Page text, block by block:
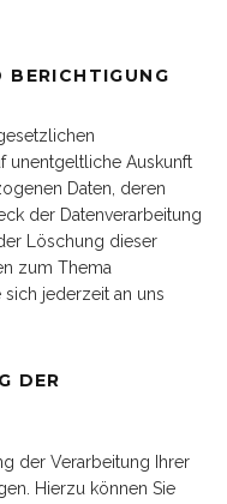
BERICHTIGUNG
unentgeltliche Auskunft
Daten, deren
der Datenverarbeitung
Löschung dieser
zum Thema
jederzeit an uns
DER
der Verarbeitung Ihrer
Hierzu können Sie